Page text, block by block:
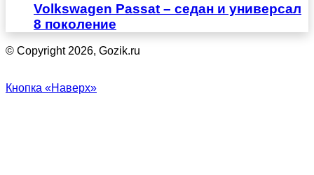
Volkswagen Passat – седан и универсал
8 поколение
© Copyright 2026, Gozik.ru
Кнопка «Наверх»